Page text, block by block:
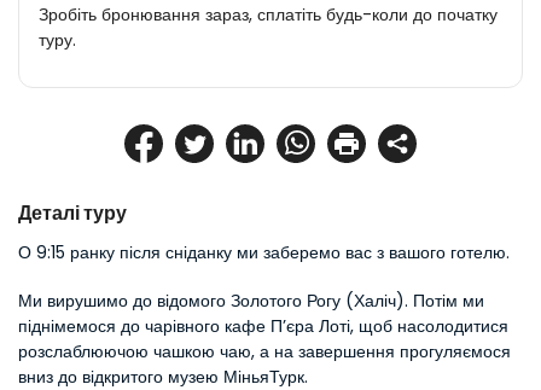
Деталі туру
О 9:15 ранку після сніданку ми заберемо вас з вашого готелю.
Ми вирушимо до відомого Золотого Рогу (Халіч). Потім ми
піднімемося до чарівного кафе П’єра Лоті, щоб насолодитися
розслаблюючою чашкою чаю, а на завершення прогуляємося
вниз до відкритого музею МіньяТурк.
Зробіть бронювання зараз, сплатіть будь-коли до початку
туру.